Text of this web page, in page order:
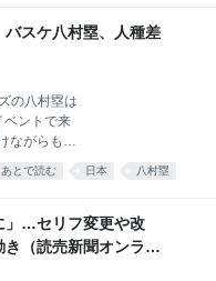
model:
for
スケ八村塁、人種差
の八村塁は
ベントで来
ながらも、
「自分が日
いる。誰が
の母を持
語が一番の
国。ネガテ
あとで読む 日本 八村塁
」…セリフ変更や改
（読売新聞オンライ